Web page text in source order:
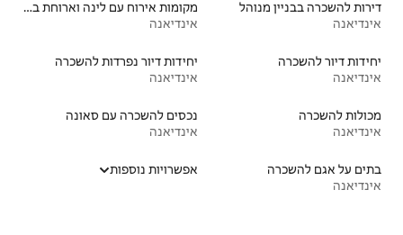
אינדיאנה
יחידות דיור נפרדות להשכרה
אינדיאנה
נכסים להשכרה עם סאונה
אינדיאנה
אפשרויות נוספות